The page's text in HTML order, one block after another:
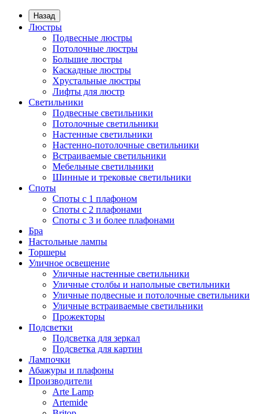
Назад
Люстры
Подвесные люстры
Потолочные люстры
Большие люстры
Каскадные люстры
Хрустальные люстры
Лифты для люстр
Светильники
Подвесные светильники
Потолочные светильники
Настенные светильники
Настенно-потолочные светильники
Встраиваемые светильники
Мебельные светильники
Шинные и трековые светильники
Споты
Споты с 1 плафоном
Споты с 2 плафонами
Споты с 3 и более плафонами
Бра
Настольные лампы
Торшеры
Уличное освещение
Уличные настенные светильники
Уличные столбы и напольные светильники
Уличные подвесные и потолочные светильники
Уличные встраиваемые светильники
Прожекторы
Подсветки
Подсветка для зеркал
Подсветка для картин
Лампочки
Абажуры и плафоны
Производители
Arte Lamp
Artemide